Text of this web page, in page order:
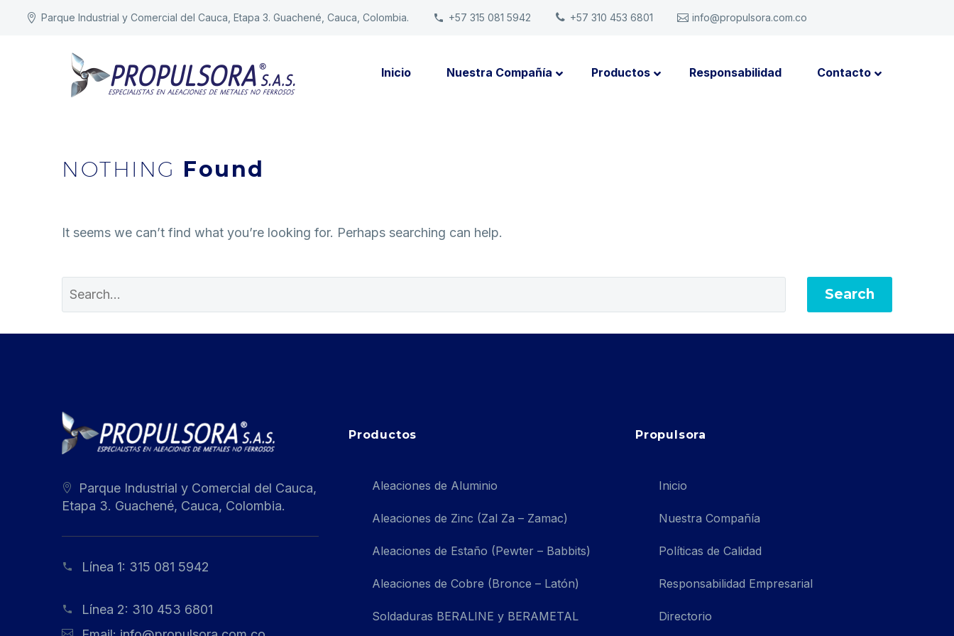
Parque Industrial y Comercial del Cauca, Etapa 3. Guachené, Cauca, Colombia. +57 315 081 5942 +57 310 453 6801 info@propulsora.com.co
Inicio Nuestra Compañía Productos Responsabilidad Contacto
NOTHING Found
It seems we can’t find what you’re looking for. Perhaps searching can help.
Search
Parque Industrial y Comercial del Cauca,
Etapa 3. Guachené, Cauca, Colombia.
Línea 1: 315 081 5942
Línea 2: 310 453 6801
Productos
Aleaciones de Aluminio
Aleaciones de Zinc (Zal Za – Zamac)
Aleaciones de Estaño (Pewter – Babbits)
Aleaciones de Cobre (Bronce – Latón)
Soldaduras BERALINE y BERAMETAL
Propulsora
Inicio
Nuestra Compañía
Políticas de Calidad
Responsabilidad Empresarial
Directorio